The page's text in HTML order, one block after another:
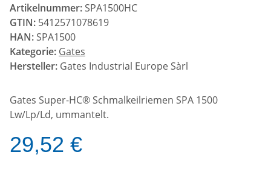
Artikelnummer: SPA1500HC
GTIN: 5412571078619
HAN: SPA1500
Kategorie: Gates
Hersteller: Gates Industrial Europe Sàrl
Gates Super-HC® Schmalkeilriemen SPA 1500
Lw/Lp/Ld, ummantelt.
29,52 €